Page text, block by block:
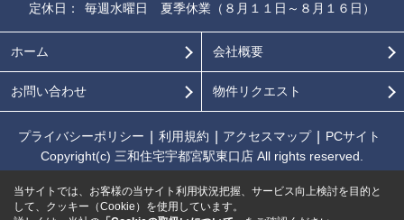
定休日：
毎週水曜日 夏季休業（８月１１日～８月１６日）
ホーム 会社概要
お問い合わせ 物件リクエスト
プライバシーポリシー 利用規約 アクセスマップ
PCサイト
Copyright(c) 三和住宅宇都宮駅東口店 All rights reserved.
当サイトでは、お客様の当サイト利用状況把握、サービス向上検討を目的と
して、クッキー（Cookie）を使用しています。